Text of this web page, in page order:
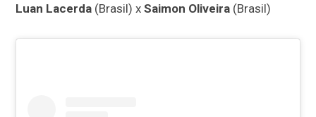
Luan Lacerda (Brasil) x Saimon Oliveira (Brasil)